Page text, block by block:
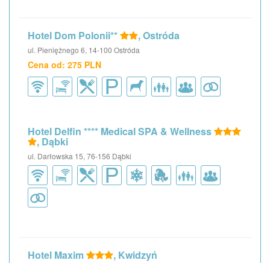
Hotel Dom Polonii** , Ostróda
ul. Pieniężnego 6, 14-100 Ostróda
Cena od: 275 PLN
Hotel Delfin **** Medical SPA & Wellness
, Dąbki
ul. Darłowska 15, 76-156 Dąbki
Hotel Maxim , Kwidzyń